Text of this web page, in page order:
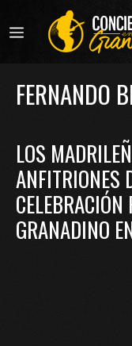
al
contenido
MENÚ
FERNANDO
LOS
ANFITRIONES
GRANADINO